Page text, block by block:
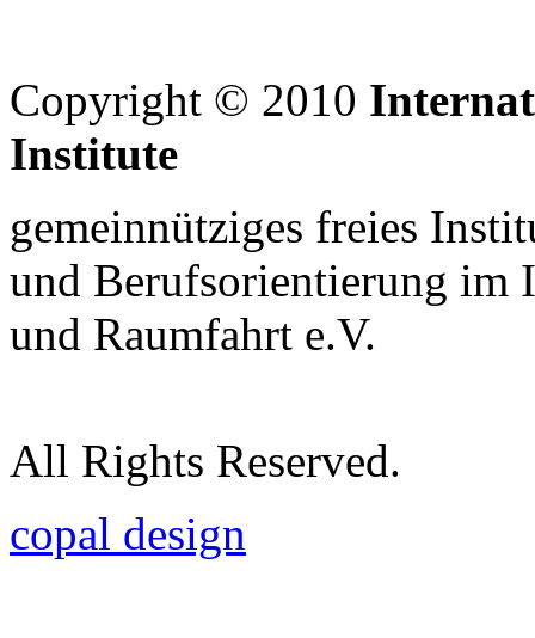
Copyright © 2010
Institute
gemeinnütziges freies
und Berufsorientierung im
und Raumfahrt e.V.
All Rights Reserved.
copal design